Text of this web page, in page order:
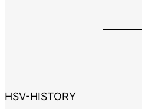
HSV-HISTORY